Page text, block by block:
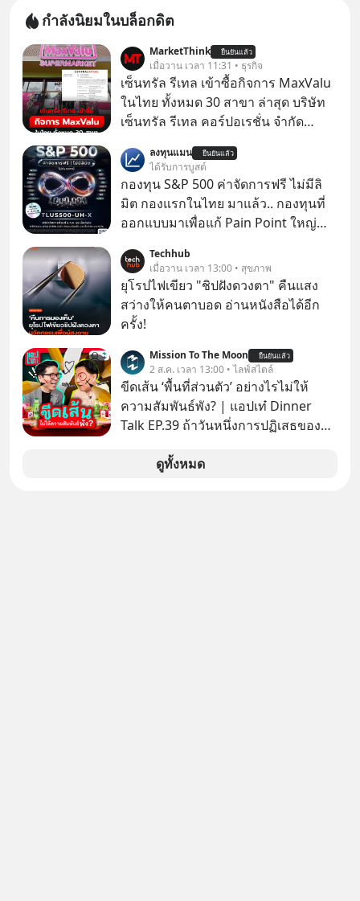
กำลังนิยมในบล็อกดิต
MarketThink ยืนยันแล้ว
เมื่อวาน เวลา 11:31 • ธุรกิจ
เซ็นทรัล รีเทล เข้าซื้อกิจการ MaxValu
ในไทย ทั้งหมด 30 สาขา ล่าสุด บริษัท
เซ็นทรัล รีเทล คอร์ปอเรชั่น จํากัด
ตลาดหลักทรัพย์แห่งประเทศไทยว่า ได้
เข้าทำการเข้าถือหุ้นในบริษัท อิออน
(ไทยแลนด์) จำกัด เจ้าของ MaxValu ใน
ไทย
ลงทุนแมน ยืนยันแล้ว
ได้รับการบูสต์
กองทุน S&P 500 ค่าจัดการฟรี ไม่มีลิ
มิต กองแรกในไทย มาแล้ว.. กองทุนที่
ออกแบบมาเพื่อแก้ Pain Point ใหญ่
Techhub
เมื่อวาน เวลา 13:00 • สุขภาพ
ยุโรปไฟเขียว "ชิปฝังดวงตา" คืนแสง
สว่างให้คนตาบอด อ่านหนังสือได้อีก
ครั้ง!
Mission To The Moon ยืนยันแล้ว
2 ส.ค. เวลา 13:00 • ไลฟ์สไตล์
ขีดเส้น ‘พื้นที่ส่วนตัว’ อย่างไรไม่ให้
ความสัมพันธ์พัง? | แอปเท๋ Dinner
Talk EP.39 ถ้าวันหนึ่งการปฏิเสธของ
ตั้งกำแพงใส่และมองว่าเราเห็นแก่ตัวทั้ง
ดูทั้งหมด